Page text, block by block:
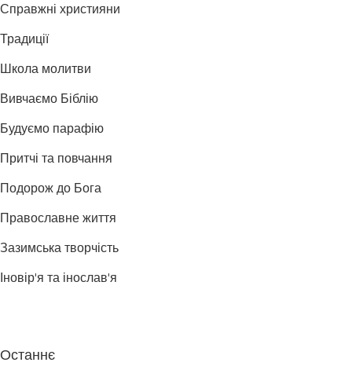
Справжні християни
Традиції
Школа молитви
Вивчаємо Біблію
Будуємо парафію
Притчі та повчання
Подорож до Бога
Православне життя
Зазимська творчість
Іновір'я та інослав'я
Останнє